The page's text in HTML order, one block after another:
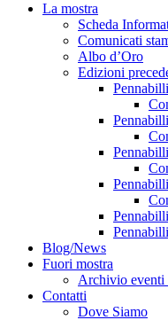
La mostra
Scheda
Comunicati
Albo d’Oro
Edizioni
Blog/News
Fuori mostra
Archivio eventi
Contatti
Dove Siamo